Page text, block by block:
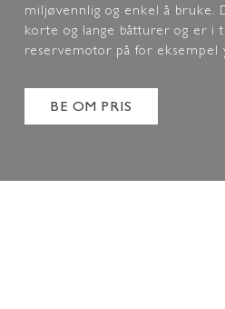
miljøvennlig og enkel å bruke.
korte og lange båtturer og er i
reservemotor på for eksempel
BE OM PRIS